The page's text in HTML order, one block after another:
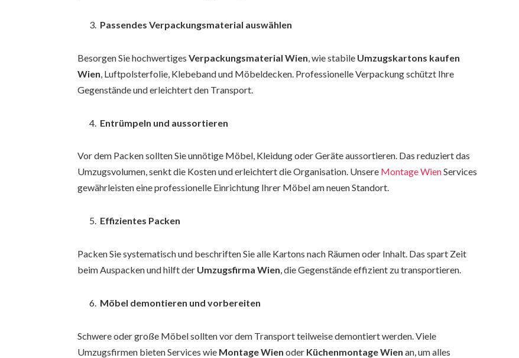
Passendes Verpackungsmaterial auswählen
Besorgen Sie hochwertigesVerpackungsmaterial Wien, wie stabile Umzugskartons kaufen
Wien, Luftpolsterfolie, Klebeband und Möbeldecken. Professionelle Verpackung schützt Ihre
Gegenstände und erleichtert den Transport.
Entrümpeln und aussortieren
Vor dem Packen sollten Sie unnötige Möbel, Kleidung oder Geräte aussortieren. Das reduziert das
Umzugsvolumen, senkt die Kosten und erleichtert die Organisation. Unsere Montage WienServices
gewährleisten eine professionelle Einrichtung Ihrer Möbel am neuen Standort.
Effizientes Packen
Packen Sie systematisch und beschriften Sie alle Kartons nach Räumen oder Inhalt. Das spart Zeit
beim Auspacken und hilft der Umzugsfirma Wien, die Gegenstände effizient zu transportieren.
Möbel demontieren und vorbereiten
Schwere oder große Möbel sollten vor dem Transport teilweise demontiert werden. Viele
Umzugsfirmen bieten Services wie Montage Wien oder Küchenmontage Wien an, um alles